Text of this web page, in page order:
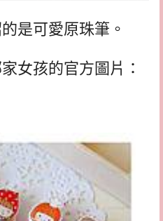
是可愛原珠筆。
女孩的官方圖片：